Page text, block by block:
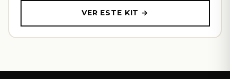
VER ESTE KIT →